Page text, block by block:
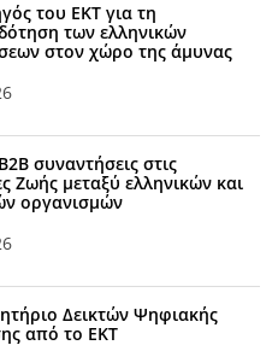
του ΕΚΤ για τη
των ελληνικών
στον χώρο της άμυνας
συναντήσεις στις
Ζωής μεταξύ ελληνικών και
οργανισμών
Δεικτών Ψηφιακής
από το ΕΚΤ